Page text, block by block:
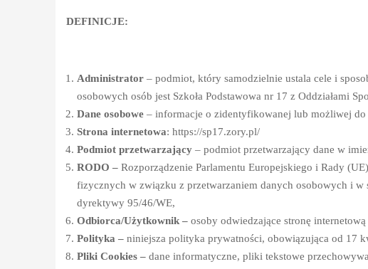
DEFINICJE:
Administrator– podmiot, który samodzielnie ustala cele i
osobowych osób jest Szkoła Podstawowa nr 17 z Oddziałami
Dane osobowe – informacje o zidentyfikowanej lub możliwej
Strona internetowa: https://sp17.zory.pl/
Podmiot przetwarzający – podmiot przetwarzający dane w
RODO – Rozporządzenie Parlamentu Europejskiego i Rady
fizycznych w związku z przetwarzaniem danych osobowych i
dyrektywy 95/46/WE,
Odbiorca/Użytkownik – osoby odwiedzające stronę
Polityka – niniejsza polityka prywatności, obowiązująca od 17
Pliki Cookies – dane informatyczne, pliki tekstowe